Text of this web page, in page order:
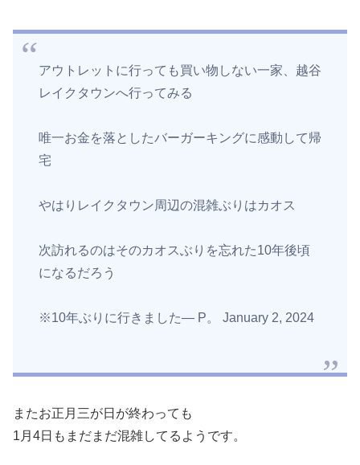
アウトレットに行っても買い物しない一家、越谷
レイクタウンへ行ってみる
唯一お金を落としたバーガーキングに感動して帰
宅
やはりレイクタウン周辺の混雑ぶりはカオス
次訪れるのはそのカオスぶりを忘れた10年後頃
になるだろう
※10年ぶりに行きました— P。 January 2, 2024
またお正月三が日が終わっても
1月4日もまだまだ混雑してるようです。